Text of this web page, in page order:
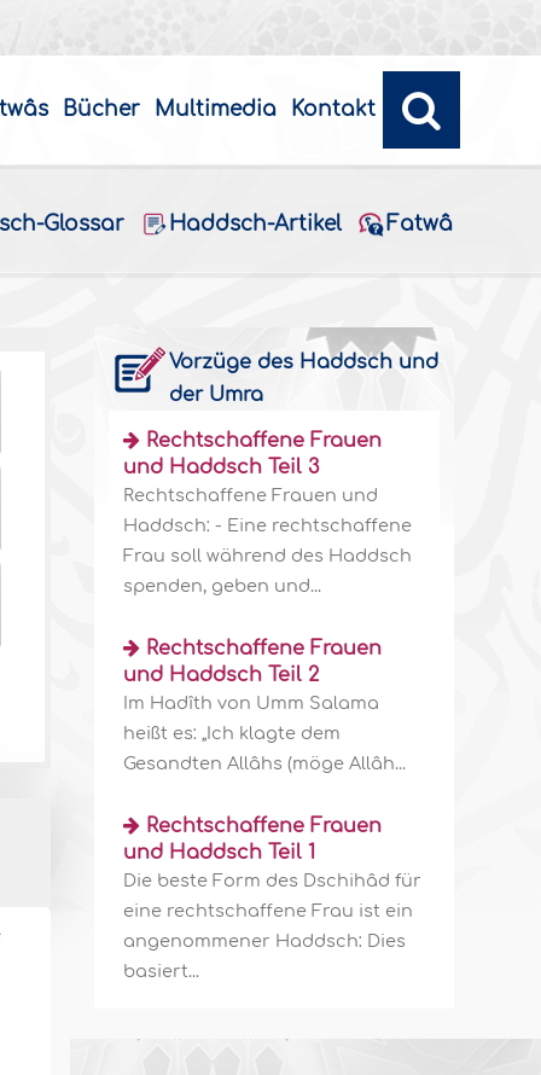
Bücher Multimedia Kontakt
Glossar Haddsch-Artikel Fatwâ
Vorzüge des Haddsch und
der Umra
Rechtschaffene Frauen
und Haddsch Teil 3
Rechtschaffene Frauen und
Haddsch: - Eine rechtschaffene
Frau soll während des Haddsch
spenden, geben und...
Rechtschaffene Frauen
und Haddsch Teil 2
Im Hadîth von Umm Salama
heißt es: „Ich klagte dem
Gesandten Allâhs (möge Allâh...
Rechtschaffene Frauen
und Haddsch Teil 1
Die beste Form des Dschihâd für
eine rechtschaffene Frau ist ein
angenommener Haddsch: Dies
basiert...